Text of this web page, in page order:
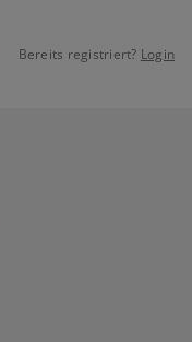
Bereits registriert? Login